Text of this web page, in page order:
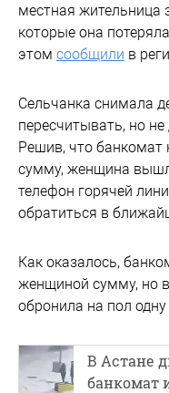
местная жительница
которые она
этом сообщили в
Сельчанка снимала
пересчитывать, но
Решив, что
сумму, женщина
телефон горячей
обратиться в
Как оказалось,
женщиной сумму, но в
обронила на пол одну
В Астане
банкомат